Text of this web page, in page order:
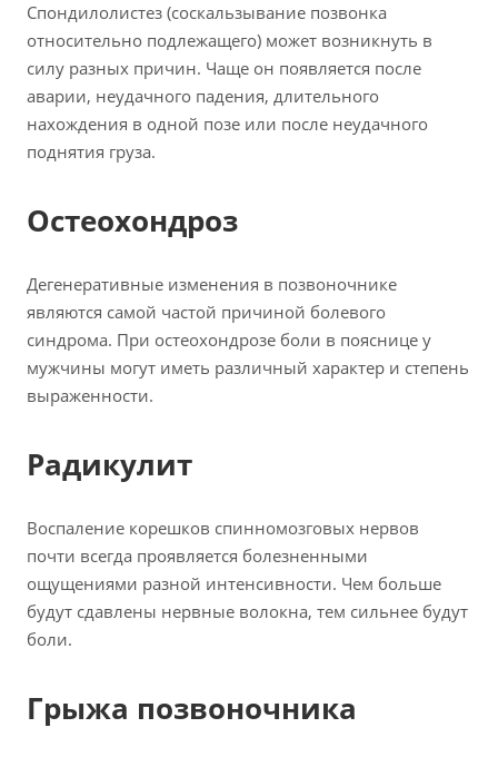
Спондилолистез (соскальзывание позвонка
относительно подлежащего) может возникнуть в
силу разных причин. Чаще он появляется после
аварии, неудачного падения, длительного
нахождения в одной позе или после неудачного
поднятия груза.
Остеохондроз
Дегенеративные изменения в позвоночнике
являются самой частой причиной болевого
синдрома. При остеохондрозе боли в пояснице у
мужчины могут иметь различный характер и степень
выраженности.
Радикулит
Воспаление корешков спинномозговых нервов
почти всегда проявляется болезненными
ощущениями разной интенсивности. Чем больше
будут сдавлены нервные волокна, тем сильнее будут
боли.
Грыжа позвоночника